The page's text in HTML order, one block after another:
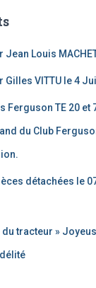
Jean Louis
Gilles VITTU le 4
Ferguson TE 20 et
du Club
détachées le
du tracteur »